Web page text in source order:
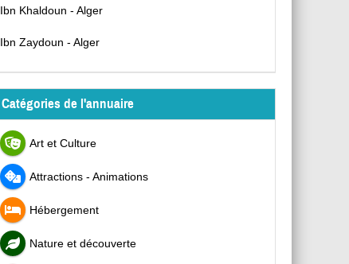
Ibn Khaldoun - Alger
Ibn Zaydoun - Alger
Catégories de l'annuaire
Art et Culture
Attractions - Animations
Hébergement
Nature et découverte